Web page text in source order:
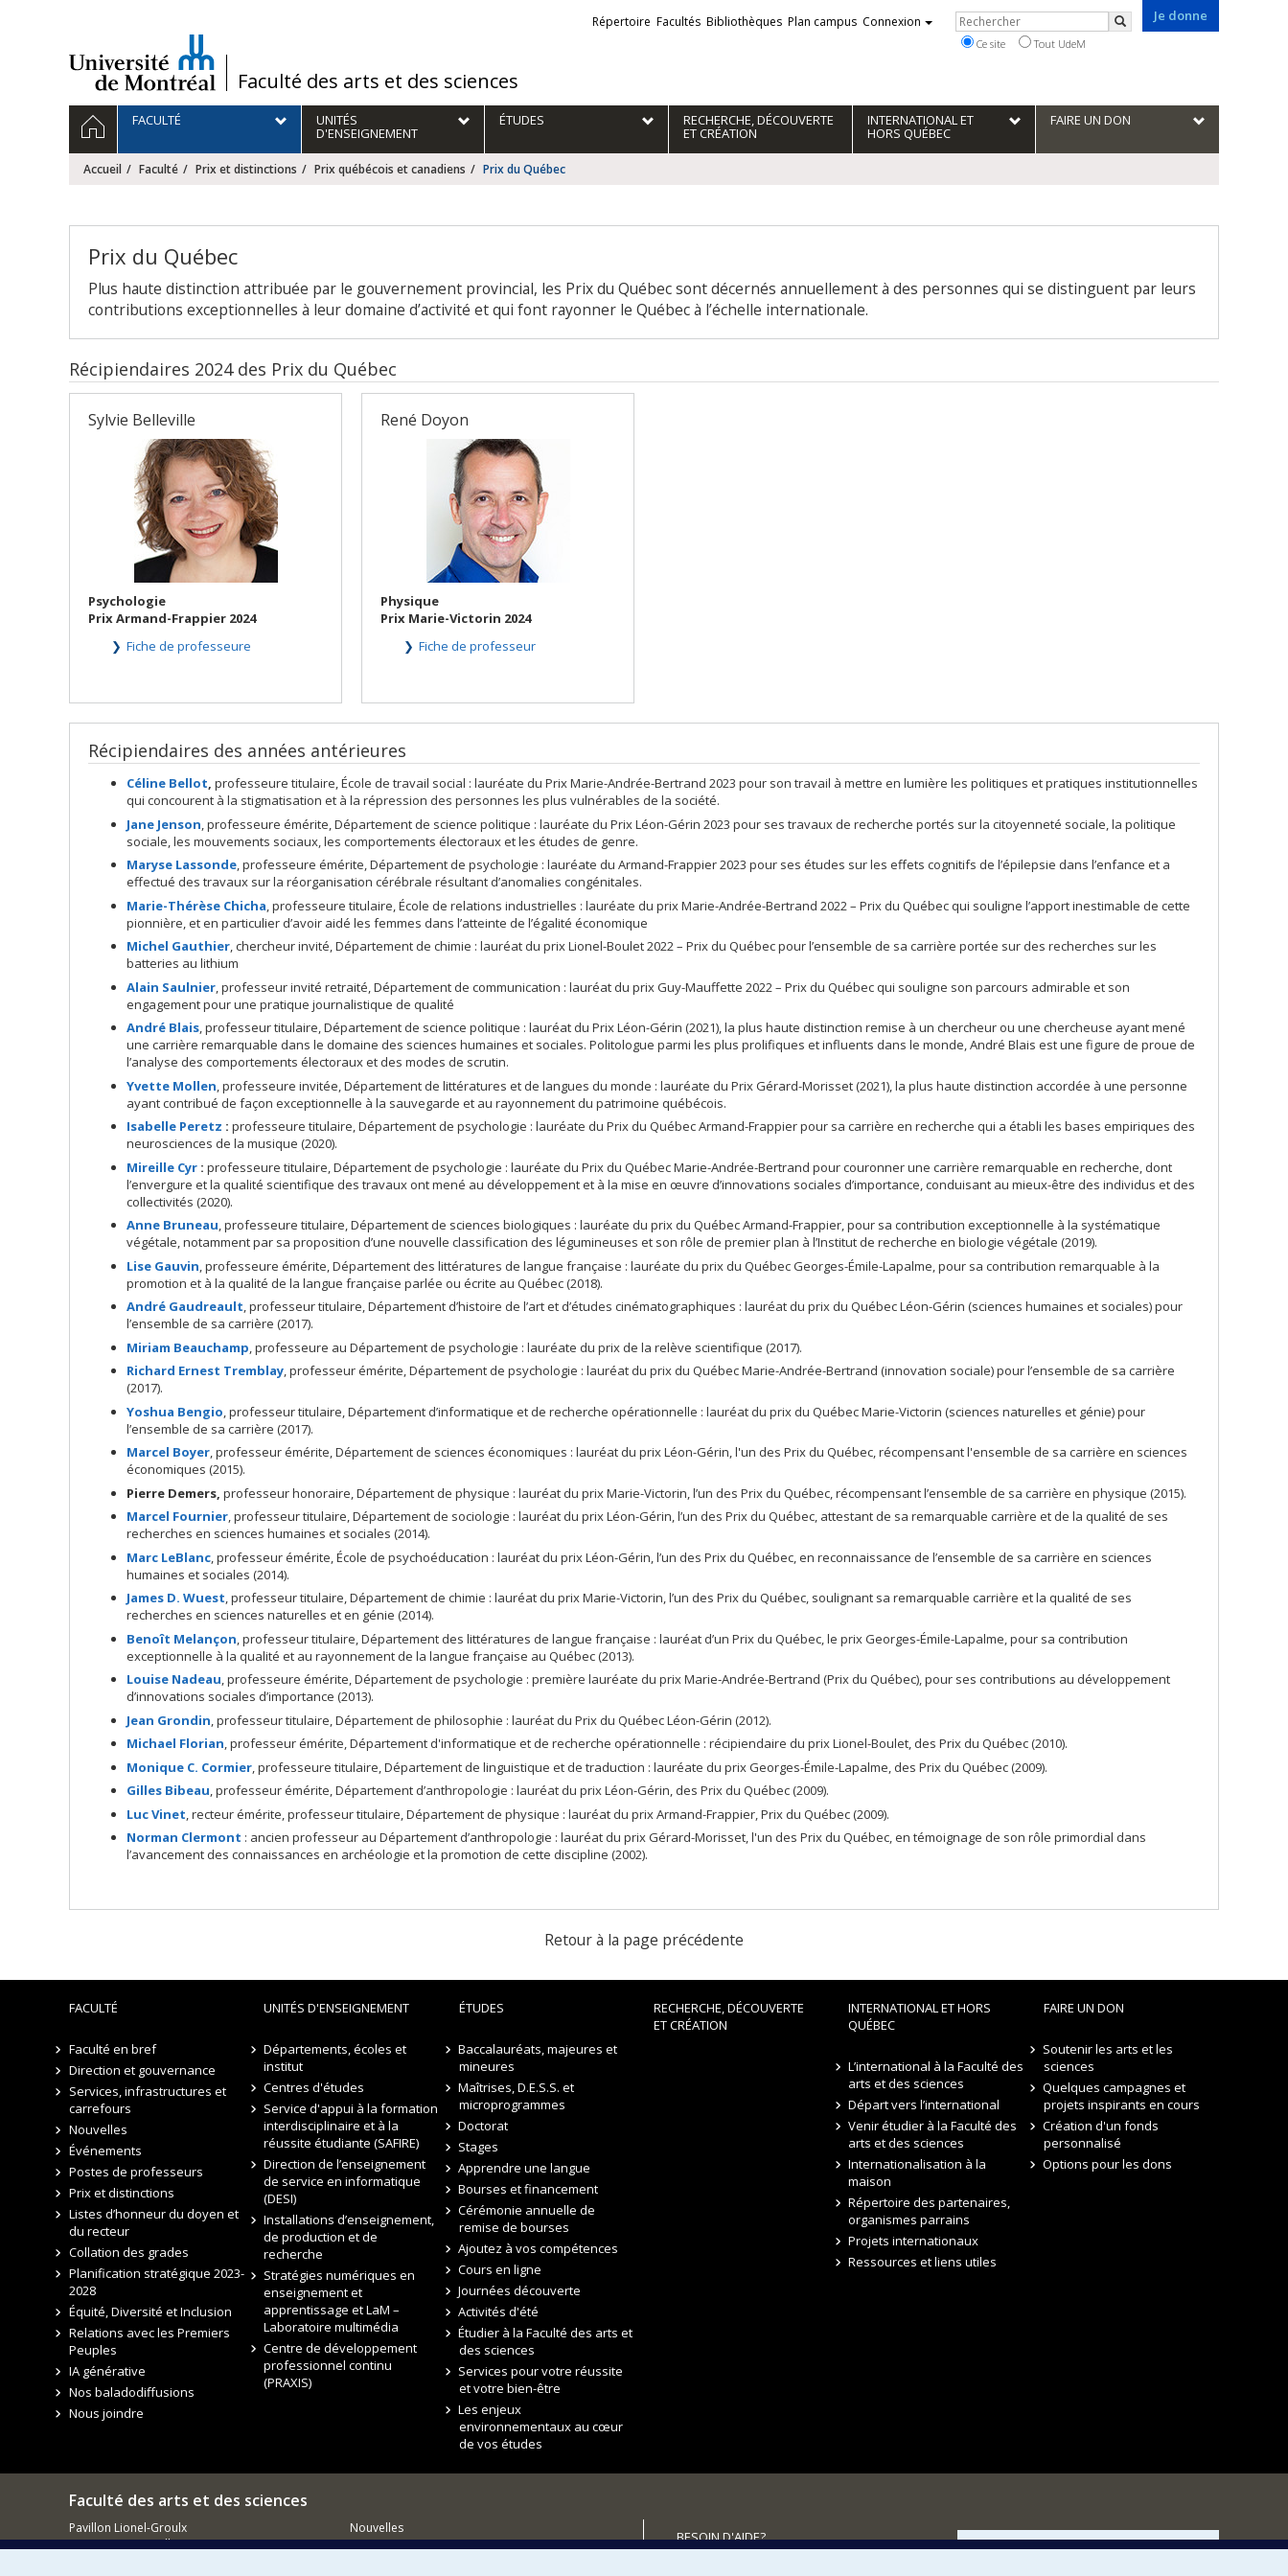
/Faculté des arts et des sciences
Je donne
Liens
externes
Répertoire Facultés Bibliothèques Plan campus Connexion Rechercher
Rechercher
Ce site Tout UdeM
Navigation
principale
ACCUEILFACULTÉ UNITÉS
D'ENSEIGNEMENT
ÉTUDES RECHERCHE, DÉCOUVERTE
ET CRÉATION
INTERNATIONAL ET
HORS QUÉBEC
FAIRE UN DON
Accueil Faculté Prix et distinctions Prix québécois et canadiens Prix du Québec
Prix du Québec
Plus haute distinction attribuée par le gouvernement provincial, les Prix du Québec sont décernés annuellement à des personnes qui se distinguent par leurs
contributions exceptionnelles à leur domaine d’activité et qui font rayonner le Québec à l’échelle internationale.
Récipiendaires 2024 des Prix du Québec
Sylvie Belleville
Psychologie
Prix Armand-Frappier 2024
Fiche de professeure
René Doyon
Physique
Prix Marie-Victorin 2024
Fiche de professeur
Récipiendaires des années antérieures
Céline Bellot, professeure titulaire, École de travail social : lauréate du Prix Marie-Andrée-Bertrand 2023 pour son travail à mettre en lumière les politiques et pratiques institutionnelles
qui concourent à la stigmatisation et à la répression des personnes les plus vulnérables de la société.
Jane Jenson , professeure émérite, Département de science politique : lauréate du Prix Léon-Gérin 2023 pour ses travaux de recherche portés sur la citoyenneté sociale, la politique
sociale, les mouvements sociaux, les comportements électoraux et les études de genre.
Maryse Lassonde, professeure émérite, Département de psychologie : lauréate du Armand-Frappier 2023 pour ses études sur les effets cognitifs de l’épilepsie dans l’enfance et a
effectué des travaux sur la réorganisation cérébrale résultant d’anomalies congénitales.
Marie-Thérèse Chicha , professeure titulaire, École de relations industrielles : lauréate du prix Marie-Andrée-Bertrand 2022 – Prix du Québec qui souligne l’apport inestimable de cette
pionnière, et en particulier d’avoir aidé les femmes dans l’atteinte de l’égalité économique
Michel Gauthier, chercheur invité, Département de chimie : lauréat du prix Lionel-Boulet 2022 – Prix du Québec pour l’ensemble de sa carrière portée sur des recherches sur les
batteries au lithium
Alain Saulnier , professeur invité retraité, Département de communication : lauréat du prix Guy-Mauffette 2022 – Prix du Québec qui souligne son parcours admirable et son
engagement pour une pratique journalistique de qualité
André Blais, professeur titulaire, Département de science politique : lauréat du Prix Léon-Gérin (2021), la plus haute distinction remise à un chercheur ou une chercheuse ayant mené
une carrière remarquable dans le domaine des sciences humaines et sociales. Politologue parmi les plus prolifiques et influents dans le monde, André Blais est une figure de proue de
l’analyse des comportements électoraux et des modes de scrutin.
Yvette Mollen , professeure invitée, Département de littératures et de langues du monde : lauréate du Prix Gérard-Morisset (2021), la plus haute distinction accordée à une personne
ayant contribué de façon exceptionnelle à la sauvegarde et au rayonnement du patrimoine québécois.
Isabelle Peretz : professeure titulaire, Département de psychologie : lauréate du Prix du Québec Armand-Frappier pour sa carrière en recherche qui a établi les bases empiriques des
neurosciences de la musique (2020).
Mireille Cyr : professeure titulaire, Département de psychologie : lauréate du Prix du Québec Marie-Andrée-Bertrand pour couronner une carrière remarquable en recherche, dont
l’envergure et la qualité scientifique des travaux ont mené au développement et à la mise en œuvre d’innovations sociales d’importance, conduisant au mieux-être des individus et des
collectivités (2020).
Anne Bruneau, professeure titulaire, Département de sciences biologiques : lauréate du prix du Québec Armand-Frappier, pour sa contribution exceptionnelle à la systématique
végétale, notamment par sa proposition d’une nouvelle classification des légumineuses et son rôle de premier plan à l’Institut de recherche en biologie végétale (2019).
Lise Gauvin , professeure émérite, Département des littératures de langue française : lauréate du prix du Québec Georges-Émile-Lapalme, pour sa contribution remarquable à la
promotion et à la qualité de la langue française parlée ou écrite au Québec (2018).
André Gaudreault, professeur titulaire, Département d’histoire de l’art et d’études cinématographiques : lauréat du prix du Québec Léon-Gérin (sciences humaines et sociales) pour
l’ensemble de sa carrière (2017).
Miriam Beauchamp , professeure au Département de psychologie : lauréate du prix de la relève scientifique (2017).
Richard Ernest Tremblay, professeur émérite, Département de psychologie : lauréat du prix du Québec Marie-Andrée-Bertrand (innovation sociale) pour l’ensemble de sa carrière
(2017).
Yoshua Bengio , professeur titulaire, Département d’informatique et de recherche opérationnelle : lauréat du prix du Québec Marie-Victorin (sciences naturelles et génie) pour
l’ensemble de sa carrière (2017).
Marcel Boyer, professeur émérite, Département de sciences économiques : lauréat du prix Léon-Gérin, l'un des Prix du Québec, récompensant l'ensemble de sa carrière en sciences
économiques (2015).
Pierre Demers professeur honoraire, Département de physique : lauréat du prix Marie-Victorin, l’un des Prix du Québec, récompensant l’ensemble de sa carrière en physique (2015).
Marcel Fournier, professeur titulaire, Département de sociologie : lauréat du prix Léon-Gérin, l’un des Prix du Québec, attestant de sa remarquable carrière et de la qualité de ses
recherches en sciences humaines et sociales (2014).
Marc LeBlanc , professeur émérite, École de psychoéducation : lauréat du prix Léon-Gérin, l’un des Prix du Québec, en reconnaissance de l’ensemble de sa carrière en sciences
humaines et sociales (2014).
James D. Wuest, professeur titulaire, Département de chimie : lauréat du prix Marie-Victorin, l’un des Prix du Québec, soulignant sa remarquable carrière et la qualité de ses
recherches en sciences naturelles et en génie (2014).
Benoît Melançon , professeur titulaire, Département des littératures de langue française : lauréat d’un Prix du Québec, le prix Georges-Émile-Lapalme, pour sa contribution
exceptionnelle à la qualité et au rayonnement de la langue française au Québec (2013).
Louise Nadeau, professeure émérite, Département de psychologie : première lauréate du prix Marie‑Andrée‑Bertrand (Prix du Québec), pour ses contributions au développement
d’innovations sociales d’importance (2013).
Jean Grondin , professeur titulaire, Département de philosophie : lauréat du Prix du Québec Léon-Gérin (2012).
Michael Florian, professeur émérite, Département d'informatique et de recherche opérationnelle : récipiendaire du prix Lionel-Boulet, des Prix du Québec (2010).
Monique C. Cormier , professeure titulaire, Département de linguistique et de traduction : lauréate du prix Georges-Émile-Lapalme, des Prix du Québec (2009).
Gilles Bibeau, professeur émérite, Département d’anthropologie : lauréat du prix Léon-Gérin, des Prix du Québec (2009).
Luc Vinet , recteur émérite, professeur titulaire, Département de physique : lauréat du prix Armand-Frappier, Prix du Québec (2009).
Norman Clermont : ancien professeur au Département d’anthropologie : lauréat du prix Gérard-Morisset, l'un des Prix du Québec, en témoignage de son rôle primordial dans
l’avancement des connaissances en archéologie et la promotion de cette discipline (2002).
Retour à la page précédente
FACULTÉ
Faculté en bref
Direction et gouvernance
Services, infrastructures et
carrefours
Nouvelles
Événements
Postes de professeurs
Prix et distinctions
Listes d’honneur du doyen et
du recteur
Collation des grades
Planification stratégique 2023-
2028
Équité, Diversité et Inclusion
Relations avec les Premiers
Peuples
IA générative
Nos baladodiffusions
Nous joindre
UNITÉS D'ENSEIGNEMENT
Départements, écoles et
institut
Centres d'études
Service d'appui à la formation
interdisciplinaire et à la
réussite étudiante (SAFIRE)
Direction de l’enseignement
de service en informatique
(DESI)
Installations d’enseignement,
de production et de
recherche
Stratégies numériques en
enseignement et
apprentissage et LaM –
Laboratoire multimédia
Centre de développement
professionnel continu
(PRAXIS)
ÉTUDES
Baccalauréats, majeures et
mineures
Maîtrises, D.E.S.S. et
microprogrammes
Doctorat
Stages
Apprendre une langue
Bourses et financement
Cérémonie annuelle de
remise de bourses
Ajoutez à vos compétences
Cours en ligne
Journées découverte
Activités d'été
Étudier à la Faculté des arts et
des sciences
Services pour votre réussite
et votre bien-être
Les enjeux
environnementaux au cœur
de vos études
RECHERCHE, DÉCOUVERTE
ET CRÉATION
INTERNATIONAL ET HORS
QUÉBEC
L’international à la Faculté des
arts et des sciences
Départ vers l’international
Venir étudier à la Faculté des
arts et des sciences
Internationalisation à la
maison
Répertoire des partenaires,
organismes parrains
Projets internationaux
Ressources et liens utiles
FAIRE UN DON
Soutenir les arts et les
sciences
Quelques campagnes et
projets inspirants en cours
Création d'un fonds
personnalisé
Options pour les dons
Faculté des arts et des sciences
Pavillon Lionel-Groulx
3150, rue Jean-Brillant
Nouvelles
Événements
BESOIN D'AIDE?
FACULTÉ DES ARTS ET DES SCIENCES